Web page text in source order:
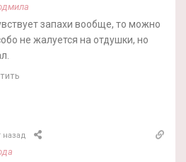
запахи вообще, то можно
не жалуется на отдушки, но
назад